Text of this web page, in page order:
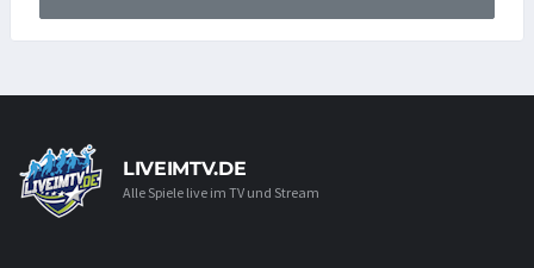
LIVEIMTV.DE
Alle Spiele live im TV und Stream